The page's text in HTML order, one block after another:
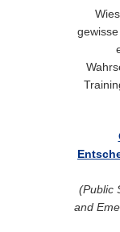
(Public
and